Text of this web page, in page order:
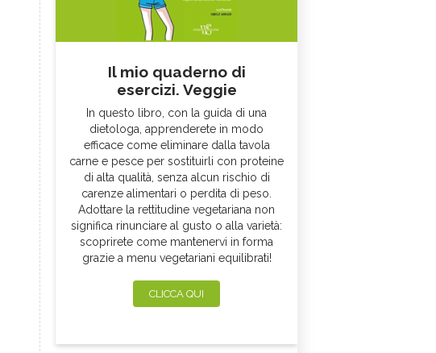
Il mio quaderno di
esercizi. Veggie
In questo libro, con la guida di una
dietologa, apprenderete in modo
efficace come eliminare dalla tavola
carne e pesce per sostituirli con proteine
di alta qualità, senza alcun rischio di
carenze alimentari o perdita di peso.
Adottare la rettitudine vegetariana non
significa rinunciare al gusto o alla varietà:
scoprirete come mantenervi in forma
grazie a menu vegetariani equilibrati!
CLICCA QUI